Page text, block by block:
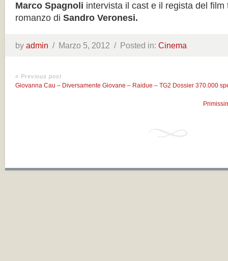
Marco Spagnoli intervista il cast e il regista del film
romanzo di Sandro Veronesi.
by admin / Marzo 5, 2012 / Posted in: Cinema
« Previous post
Giovanna Cau – Diversamente Giovane – Raidue – TG2 Dossier 370.000